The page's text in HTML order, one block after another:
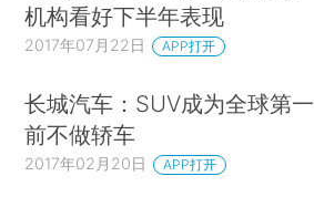
机构看好下半年表现
2017年07月22日 APP打开
长城汽车：SUV成为全球第一
前不做轿车
2017年02月20日 APP打开